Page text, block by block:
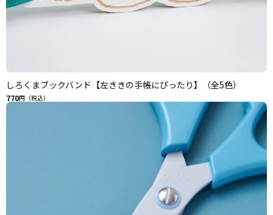
しろくまブックバンド【左ききの手帳にぴったり】（全5色）
770円（税込）